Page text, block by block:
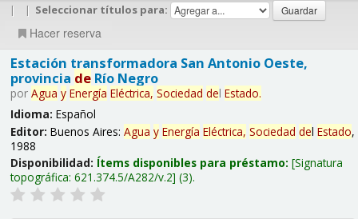
| | Seleccionar títulos para:
Hacer reserva
Estación transformadora San Antonio Oeste,
provincia deRío Negro
por Agua y Energía Eléctrica, Sociedad del Estado.
Idioma: Español
Editor: Buenos Aires: Agua y Energía Eléctrica, Sociedad del Estado,
1988
Disponibilidad: Ítems disponibles para préstamo: Signatura
topográfica: 621.374.5/A282/v.2 (3).